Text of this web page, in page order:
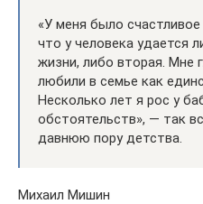
«У меня было
что у человека удается
жизни, либо вторая. Мне
любили в семье как
Несколько лет я рос у
обстоятельств», — так
давнюю пору детства.
Михаил Мишин